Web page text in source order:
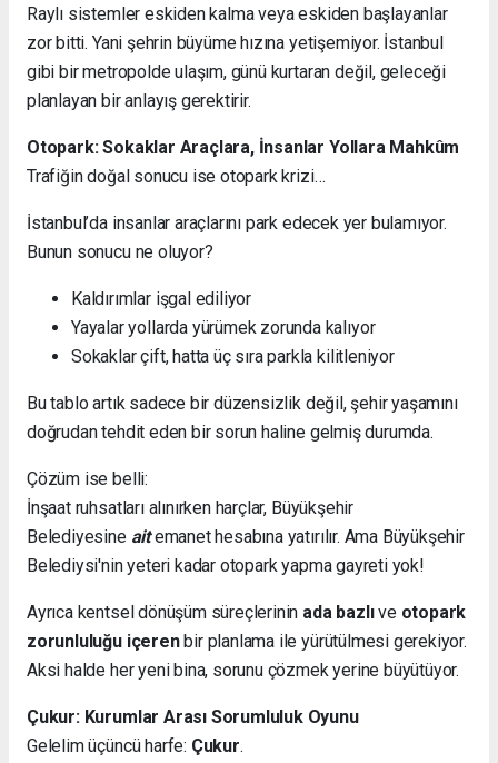
Raylı sistemler eskiden kalma veya eskiden başlayanlar
zor bitti. Yani şehrin büyüme hızına yetişemiyor. İstanbul
gibi bir metropolde ulaşım, günü kurtaran değil, geleceği
planlayan bir anlayış gerektirir.
Otopark: Sokaklar Araçlara, İnsanlar Yollara Mahkûm
Trafiğin doğal sonucu ise otopark krizi…
İstanbul’da insanlar araçlarını park edecek yer bulamıyor.
Bunun sonucu ne oluyor?
Kaldırımlar işgal ediliyor
Yayalar yollarda yürümek zorunda kalıyor
Sokaklar çift, hatta üç sıra parkla kilitleniyor
Bu tablo artık sadece bir düzensizlik değil, şehir yaşamını
doğrudan tehdit eden bir sorun haline gelmiş durumda.
Çözüm ise belli:
İnşaat ruhsatları alınırken harçlar, Büyükşehir
Belediyesine aitemanet hesabına yatırılır. Ama Büyükşehir
Belediysi'nin yeteri kadar otopark yapma gayreti yok!
Ayrıca kentsel dönüşüm süreçlerinin ada bazlıve otopark
zorunluluğu içerenbir planlama ile yürütülmesi gerekiyor.
Aksi halde her yeni bina, sorunu çözmek yerine büyütüyor.
Çukur: Kurumlar Arası Sorumluluk Oyunu
Gelelim üçüncü harfe: Çukur.